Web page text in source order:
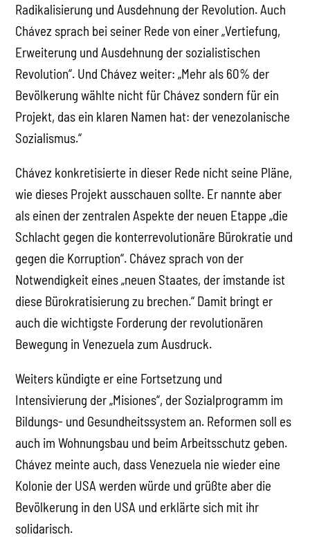
Radikalisierung und Ausdehnung der Revolution. Auch
Chávez sprach bei seiner Rede von einer „Vertiefung,
Erweiterung und Ausdehnung der sozialistischen
Revolution“. Und Chávez weiter: „Mehr als 60% der
Bevölkerung wählte nicht für Chávez sondern für ein
Projekt, das ein klaren Namen hat: der venezolanische
Sozialismus.“
Chávez konkretisierte in dieser Rede nicht seine Pläne,
wie dieses Projekt ausschauen sollte. Er nannte aber
als einen der zentralen Aspekte der neuen Etappe „die
Schlacht gegen die konterrevolutionäre Bürokratie und
gegen die Korruption“. Chávez sprach von der
Notwendigkeit eines „neuen Staates, der imstande ist
diese Bürokratisierung zu brechen.“ Damit bringt er
auch die wichtigste Forderung der revolutionären
Bewegung in Venezuela zum Ausdruck.
Weiters kündigte er eine Fortsetzung und
Intensivierung der „Misiones“, der Sozialprogramm im
Bildungs- und Gesundheitssystem an. Reformen soll es
auch im Wohnungsbau und beim Arbeitsschutz geben.
Chávez meinte auch, dass Venezuela nie wieder eine
Kolonie der USA werden würde und grüßte aber die
Bevölkerung in den USA und erklärte sich mit ihr
solidarisch.